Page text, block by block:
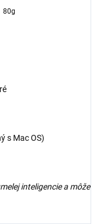
80g
s Mac OS)
inteligencie a môže